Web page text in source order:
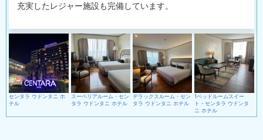
充実したレジャー施設も完備しています。
センタラ ウドンタニ ホ
テル
スーペリアルーム・セン
タラ ウドンタニ ホテル
デラックスルーム・セン
タラ ウドンタニ ホテル
1ベッドルームスイー
ト・センタラ ウドンタ
ニ ホテル